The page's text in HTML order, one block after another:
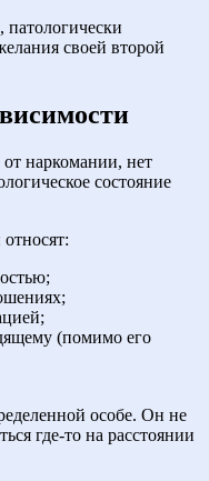
своей второй
наркомании, нет
состояние
(помимо его
особе. Он не
где-то на расстоянии